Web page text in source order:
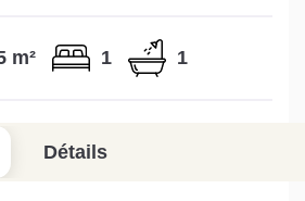
m² 1 1
Détails